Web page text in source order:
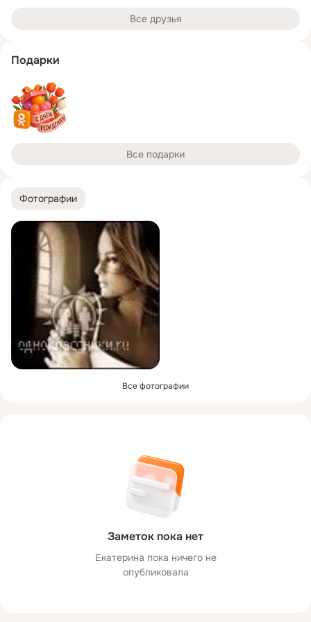
Фотографии
Все фотографии
Заметок пока нет
Екатерина пока ничего не
опубликовала
Все друзья
Подарки
Все подарки